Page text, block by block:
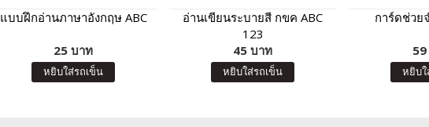
แบบฝึกอ่านภาษาอังกฤษ ABC
25 บาท
หยิบใส่รถเข็น
อ่านเขียนระบายสี กขค ABC
123
45 บาท
หยิบใส่รถเข็น
การ์ดช่วย
หยิบใ